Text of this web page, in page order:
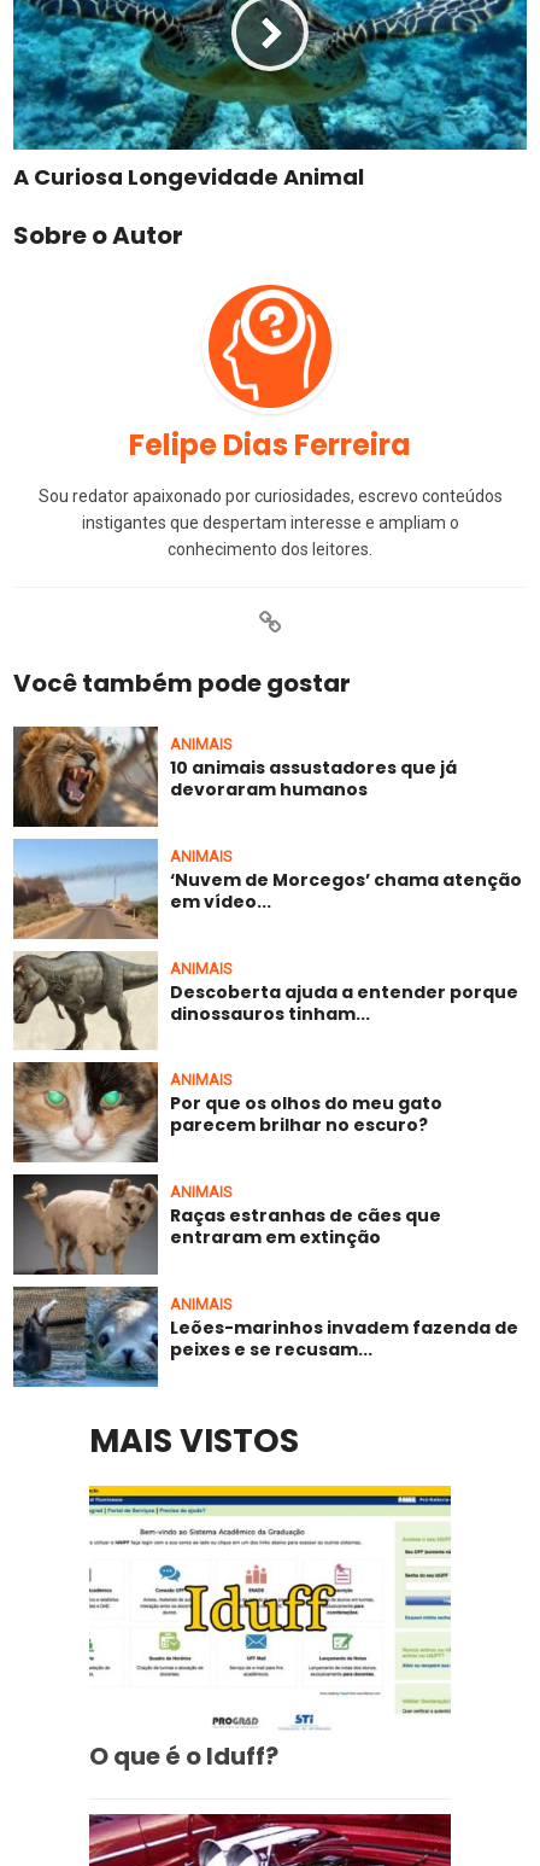
A Curiosa Longevidade Animal
Sobre o Autor
Felipe Dias Ferreira
Sou redator apaixonado por curiosidades, escrevo conteúdos
instigantes que despertam interesse e ampliam o
conhecimento dos leitores.
Você também pode gostar
ANIMAIS
10 animais assustadores que já
devoraram humanos
ANIMAIS
‘Nuvem de Morcegos’ chama atenção
em vídeo...
ANIMAIS
Descoberta ajuda a entender porque
dinossauros tinham...
ANIMAIS
Por que os olhos do meu gato
parecem brilhar no escuro?
ANIMAIS
Raças estranhas de cães que
entraram em extinção
ANIMAIS
Leões-marinhos invadem fazenda de
peixes e se recusam...
MAIS VISTOS
O que é o Iduff?